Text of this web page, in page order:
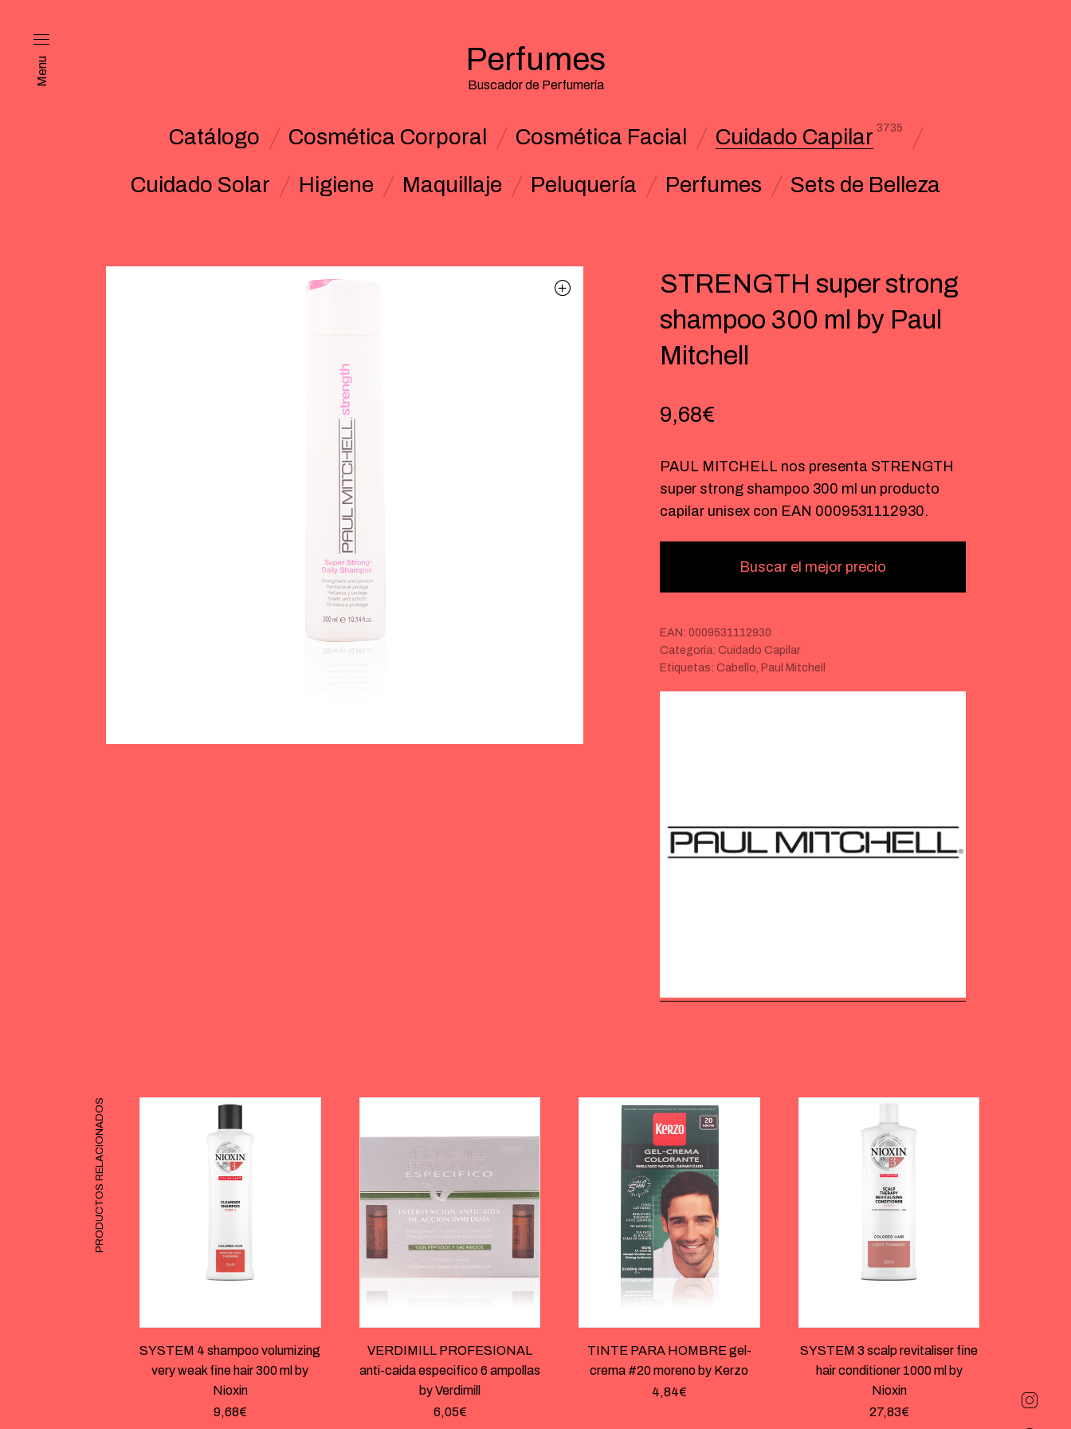
Menu Perfumes
Buscador de Perfumería
Catálogo Cosmética Corporal Cosmética Facial Cuidado Capilar 3735
Cuidado Solar Higiene Maquillaje Peluquería Perfumes Sets de Belleza
STRENGTH super strong
shampoo 300 ml by Paul
Mitchell
9,68€
PAUL MITCHELL nos presenta STRENGTH
super strong shampoo 300 ml un producto
capilar unisex con EAN 0009531112930.
Buscar el mejor precio
EAN: 0009531112930
Categoría: Cuidado Capilar
Etiquetas: Cabello, Paul Mitchell
PRODUCTOS RELACIONADOS
SYSTEM 4 shampoo volumizing
very weak fine hair 300 ml by
Nioxin
9,68€
VERDIMILL PROFESIONAL
anti-caida especifico 6 ampollas
by Verdimill
6,05€
TINTE PARA HOMBRE gel-
crema #20 moreno by Kerzo
4,84€
SYSTEM 3 scalp revitaliser fine
hair conditioner 1000 ml by
Nioxin
27,83€